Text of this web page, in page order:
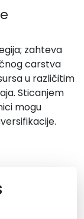
zahteva
carstva
u različitim
Sticanjem
mogu